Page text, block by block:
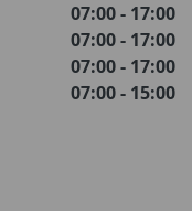
07:00 - 17:00
07:00 - 17:00
07:00 - 17:00
07:00 - 15:00